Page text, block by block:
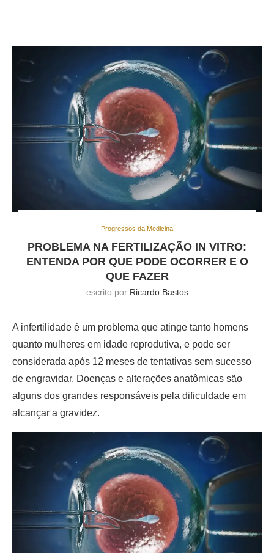
Progressos da Medicina
PROBLEMA NA FERTILIZAÇÃO IN VITRO:
ENTENDA POR QUE PODE OCORRER E O
QUE FAZER
escrito por Ricardo Bastos
A infertilidade é um problema que atinge tanto homens
quanto mulheres em idade reprodutiva, e pode ser
considerada após 12 meses de tentativas sem sucesso
de engravidar. Doenças e alterações anatômicas são
alguns dos grandes responsáveis pela dificuldade em
alcançar a gravidez.